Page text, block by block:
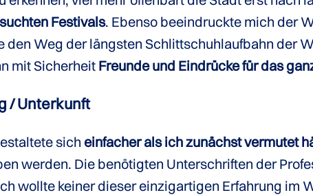
Festivals. Ebenso beeindruckte mich der
den Weg der längsten Schlittschuhlaufbahn der
mit Sicherheit Freunde und Eindrücke für das
/ Unterkunft
sich einfacher als ich zunächst vermutet
werden. Die benötigten Unterschriften der
wollte keiner dieser einzigartigen Erfahrung im